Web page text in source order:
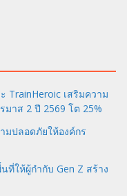
TrainHeroic เสริมความ
าส 2 ปี 2569 โต 25%
มปลอดภัยให้องค์กร
ที่ให้ผู้กำกับ Gen Z สร้าง